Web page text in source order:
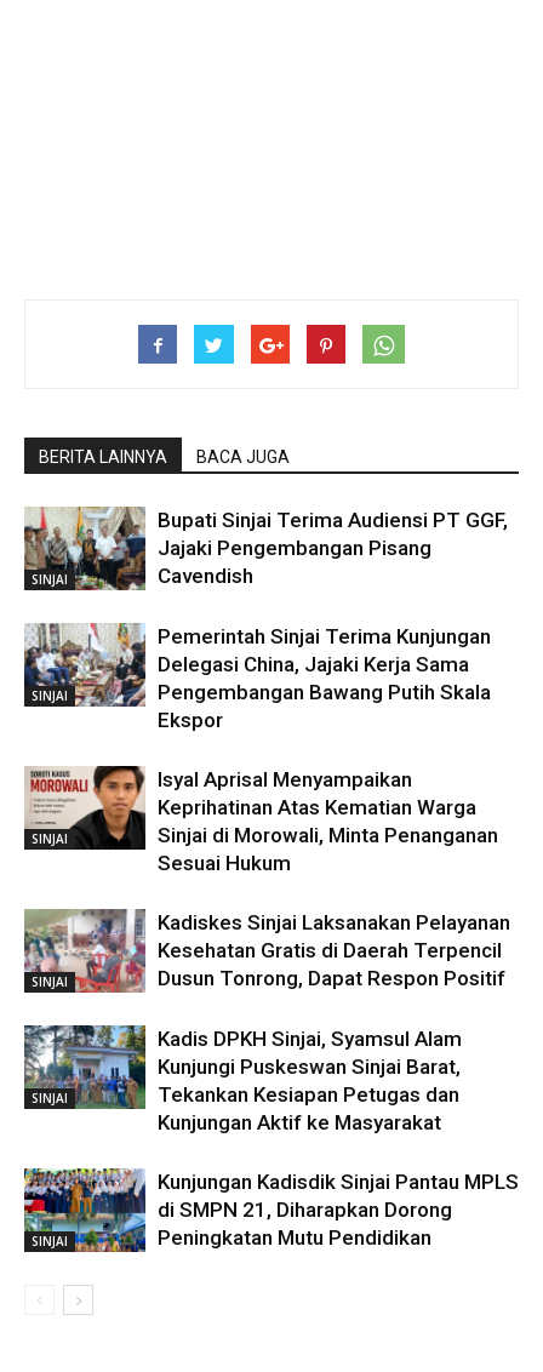
BERITA LAINNYA BACA JUGA
SINJAI
Bupati Sinjai Terima Audiensi PT GGF,
Jajaki Pengembangan Pisang
Cavendish
SINJAI
Pemerintah Sinjai Terima Kunjungan
Delegasi China, Jajaki Kerja Sama
Pengembangan Bawang Putih Skala
Ekspor
SINJAI
Isyal Aprisal Menyampaikan
Keprihatinan Atas Kematian Warga
Sinjai di Morowali, Minta Penanganan
Sesuai Hukum
SINJAI
Kadiskes Sinjai Laksanakan Pelayanan
Kesehatan Gratis di Daerah Terpencil
Dusun Tonrong, Dapat Respon Positif
SINJAI
Kadis DPKH Sinjai, Syamsul Alam
Kunjungi Puskeswan Sinjai Barat,
Tekankan Kesiapan Petugas dan
Kunjungan Aktif ke Masyarakat
SINJAI
Kunjungan Kadisdik Sinjai Pantau MPLS
di SMPN 21, Diharapkan Dorong
Peningkatan Mutu Pendidikan